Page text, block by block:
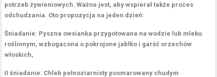
potrzeb żywieniowych. Ważne jest, aby wspierał także proces
odchudzania. Oto propozycja na jeden dzień:
Śniadanie: Pyszna owsianka przygotowana na wodzie lub mleku
roślinnym, wzbogacona o pokrojone jabłko i garść orzechów
włoskich,
II śniadanie: Chleb pełnoziarnisty posmarowany chudym